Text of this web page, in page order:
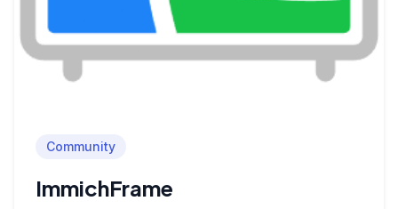
Community
ImmichFrame